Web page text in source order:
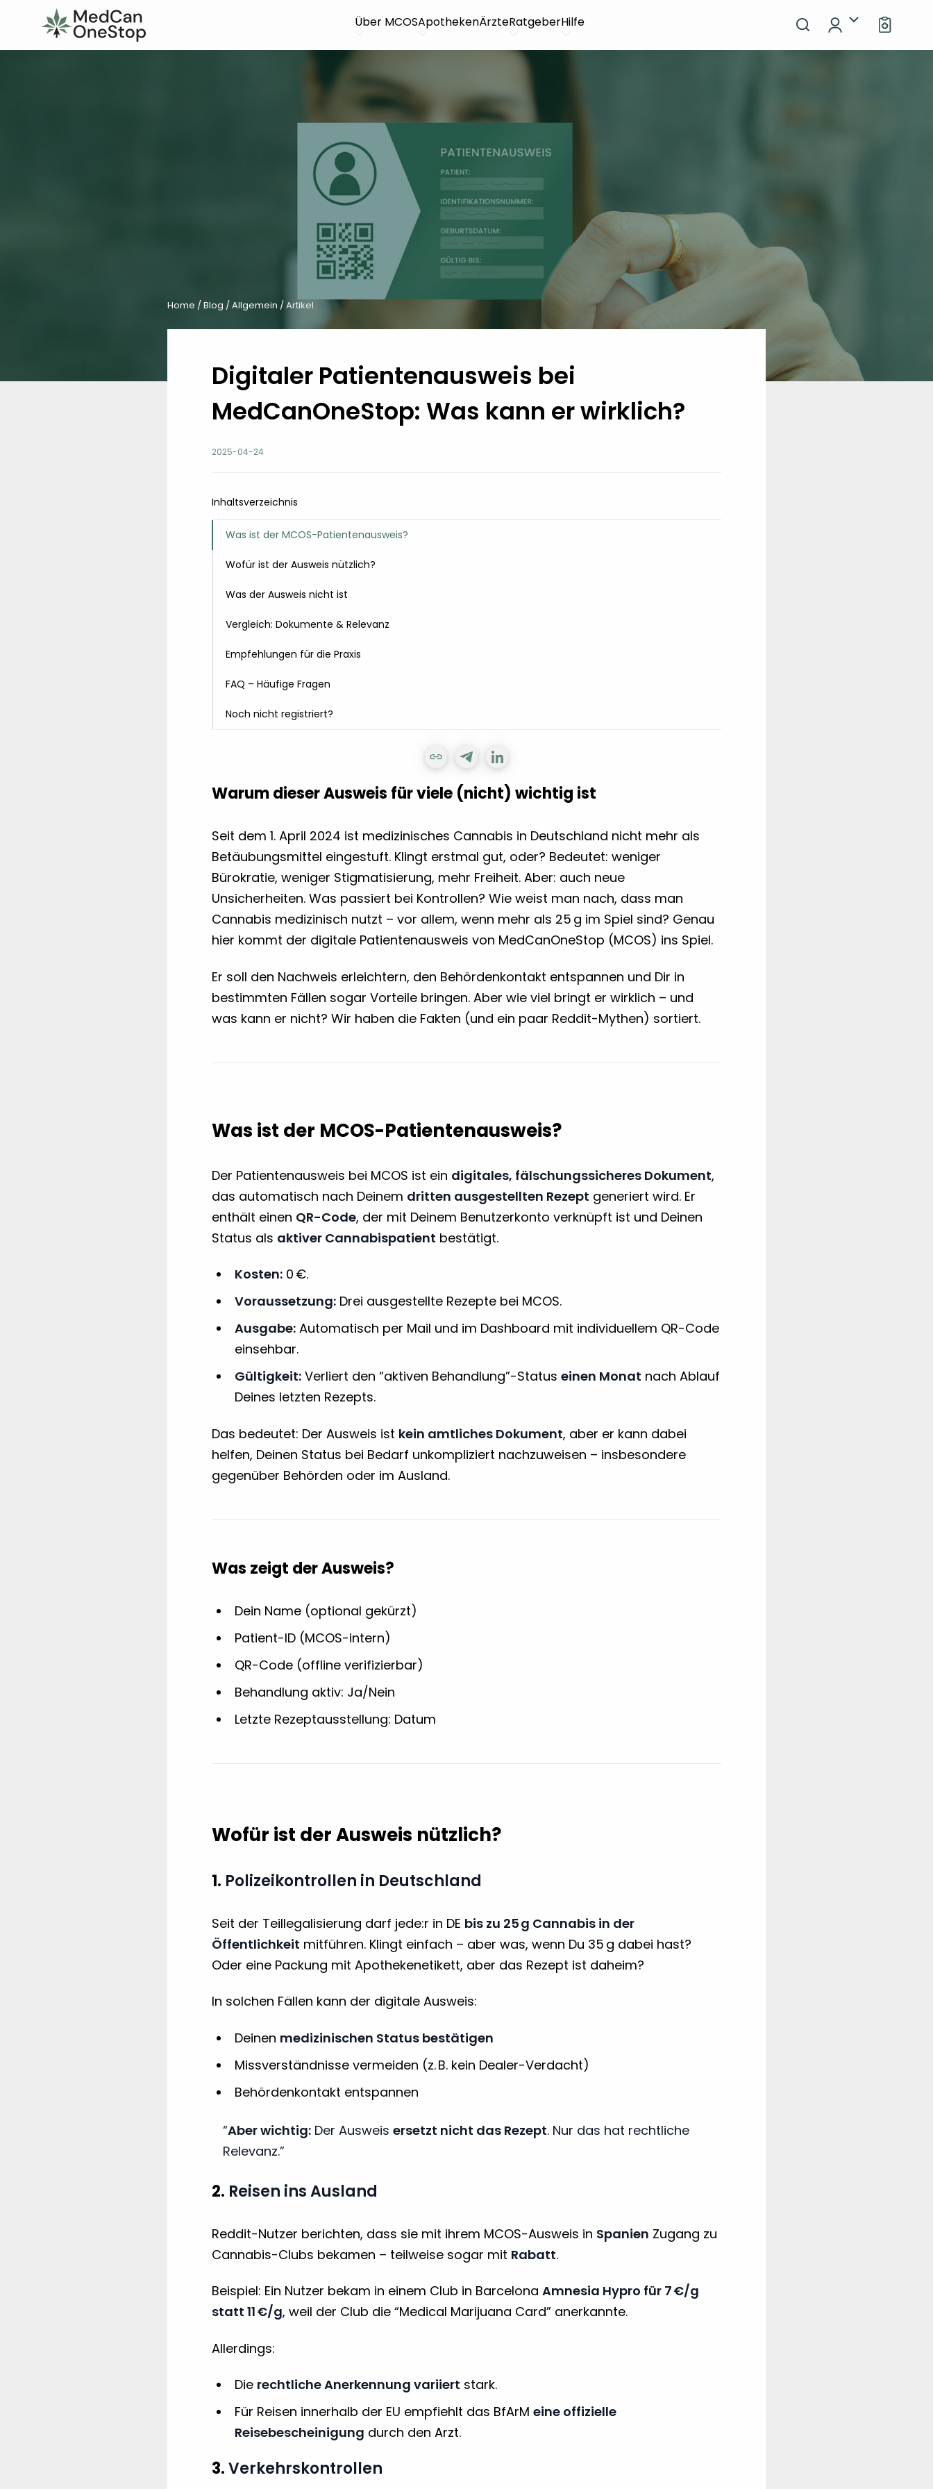
Über MCOSApothekenÄrzteRatgeberHilfe
Home /Blog /Allgemein /Artikel
Digitaler Patientenausweis bei
MedCanOneStop: Was kann er wirklich?
2025-04-24
Inhaltsverzeichnis
Was ist der MCOS-Patientenausweis?
Wofür ist der Ausweis nützlich?
Was der Ausweis nicht ist
Vergleich: Dokumente & Relevanz
Empfehlungen für die Praxis
FAQ – Häufige Fragen
Noch nicht registriert?
Warum dieser Ausweis für viele (nicht) wichtig ist
Seit dem 1. April 2024 ist medizinisches Cannabis in Deutschland nicht mehr als
Betäubungsmittel eingestuft. Klingt erstmal gut, oder? Bedeutet: weniger
Bürokratie, weniger Stigmatisierung, mehr Freiheit. Aber: auch neue
Unsicherheiten. Was passiert bei Kontrollen? Wie weist man nach, dass man
Cannabis medizinisch nutzt – vor allem, wenn mehr als 25 g im Spiel sind? Genau
hier kommt der digitale Patientenausweis von MedCanOneStop (MCOS) ins Spiel.
Er soll den Nachweis erleichtern, den Behördenkontakt entspannen und Dir in
bestimmten Fällen sogar Vorteile bringen. Aber wie viel bringt er wirklich – und
was kann er nicht? Wir haben die Fakten (und ein paar Reddit-Mythen) sortiert.
Was ist der MCOS-Patientenausweis?
Der Patientenausweis bei MCOS ist ein digitales, fälschungssicheres Dokument,
das automatisch nach Deinem dritten ausgestellten Rezept generiert wird. Er
enthält einen QR-Code, der mit Deinem Benutzerkonto verknüpft ist und Deinen
Status als aktiver Cannabispatient bestätigt.
Kosten:0 €.
Voraussetzung:Drei ausgestellte Rezepte bei MCOS.
Ausgabe:Automatisch per Mail und im Dashboard mit individuellem QR-Code
einsehbar.
Gültigkeit:Verliert den “aktiven Behandlung”-Status einen Monat nach Ablauf
Deines letzten Rezepts.
Das bedeutet: Der Ausweis ist kein amtliches Dokument, aber er kann dabei
helfen, Deinen Status bei Bedarf unkompliziert nachzuweisen – insbesondere
gegenüber Behörden oder im Ausland.
Was zeigt der Ausweis?
Dein Name (optional gekürzt)
Patient-ID (MCOS-intern)
QR-Code (offline verifizierbar)
Behandlung aktiv: Ja/Nein
Letzte Rezeptausstellung: Datum
Wofür ist der Ausweis nützlich?
1. Polizeikontrollen in Deutschland
Seit der Teillegalisierung darf jede:r in DE bis zu 25 g Cannabis in der
Öffentlichkeit mitführen. Klingt einfach – aber was, wenn Du 35 g dabei hast?
Oder eine Packung mit Apothekenetikett, aber das Rezept ist daheim?
In solchen Fällen kann der digitale Ausweis:
Deinen medizinischen Status bestätigen
Missverständnisse vermeiden (z. B. kein Dealer-Verdacht)
Behördenkontakt entspannen
Aber wichtig: Der Ausweis ersetzt nicht das Rezept. Nur das hat rechtliche
Relevanz.
2. Reisen ins Ausland
Reddit-Nutzer berichten, dass sie mit ihrem MCOS-Ausweis in Spanien Zugang zu
Cannabis-Clubs bekamen – teilweise sogar mit Rabatt.
Beispiel: Ein Nutzer bekam in einem Club in Barcelona Amnesia Hypro für 7 €/g
statt 11 €/g, weil der Club die “Medical Marijuana Card” anerkannte.
Allerdings:
Die rechtliche Anerkennung variiert stark.
Für Reisen innerhalb der EU empfiehlt das BfArM eine offizielle
Reisebescheinigung durch den Arzt.
3.Verkehrskontrollen